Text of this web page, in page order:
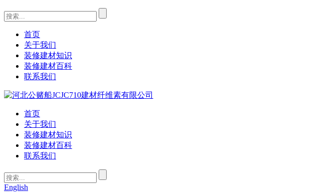
首页
关于我们
装修建材知识
装修建材百科
联系我们
首页
关于我们
装修建材知识
装修建材百科
联系我们
English